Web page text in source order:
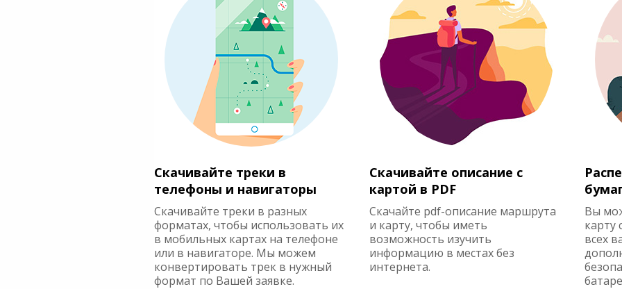
Скачивайте треки в
телефоны и навигаторы
Скачивайте треки в разных
форматах, чтобы использовать их
в мобильных картах на телефоне
или в навигаторе. Мы можем
конвертировать трек в нужный
формат по Вашей заявке.
Скачивайте описание с
картой в PDF
Скачайте pdf-описание маршрута
и карту, чтобы иметь
возможность изучить
информацию в местах без
интернета.
Вы
карту
всех